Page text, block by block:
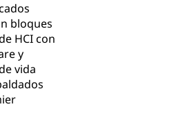
bloques
HCI con
y
vida